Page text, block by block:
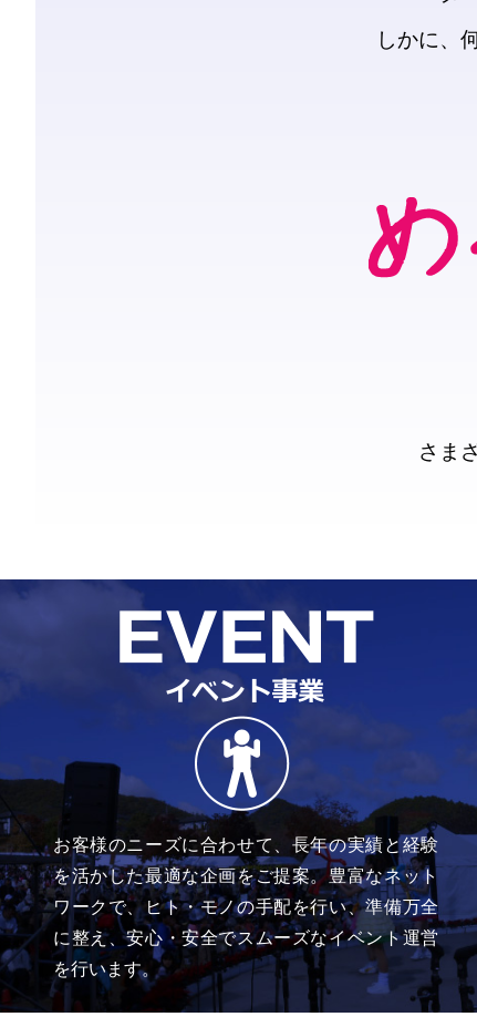
しかに、
さま
お客様のニーズに合わせて、長年の実績と経験
を活かした最適な企画をご提案。豊富なネット
ワークで、ヒト・モノの手配を行い、準備万全
に整え、安心・安全でスムーズなイベント運営
を行います。